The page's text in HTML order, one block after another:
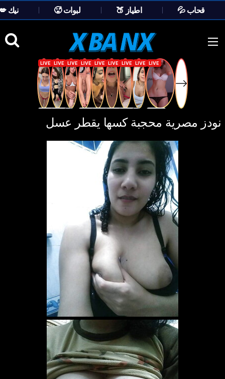
💦 قحاب 🍑 اطياز 🥵 لبوات
💋 نيك
content
نودز مصرية محجبة كسها يقطر عسل